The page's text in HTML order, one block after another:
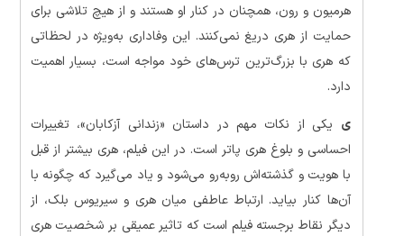
هرمیون و رون، همچنان در کنار او هستند و از هیچ تلاشی برای
حمایت از هری دریغ نمی‌کنند. این وفاداری به‌ویژه در لحظاتی
که هری با بزرگ‌ترین ترس‌های خود مواجه است، بسیار اهمیت
دارد.
ی یکی از نکات مهم در داستان «زندانی آزکابان»، تغییرات
احساسی و بلوغ هری پاتر است. در این فیلم، هری بیشتر از قبل
با هویت و گذشته‌اش روبه‌رو می‌شود و یاد می‌گیرد که چگونه با
آن‌ها کنار بیاید. ارتباط عاطفی میان هری و سیریوس بلک، از
دیگر نقاط برجسته فیلم است که تاثیر عمیقی بر شخصیت هری